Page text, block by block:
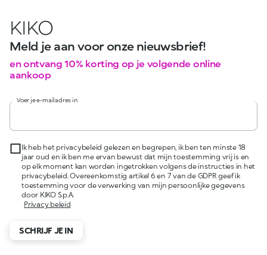
KIKO
Meld je aan voor onze nieuwsbrief!
en ontvang 10% korting op je volgende online
aankoop
Voer je e-mailadres in
Ik heb het privacybeleid gelezen en begrepen, ik ben ten minste 18
jaar oud en ik ben me ervan bewust dat mijn toestemming vrij is en
op elk moment kan worden ingetrokken volgens de instructies in het
privacybeleid. Overeenkomstig artikel 6 en 7 van de GDPR geef ik
toestemming voor de verwerking van mijn persoonlijke gegevens
door KIKO S.p.A.
Privacy beleid
SCHRIJF JE IN